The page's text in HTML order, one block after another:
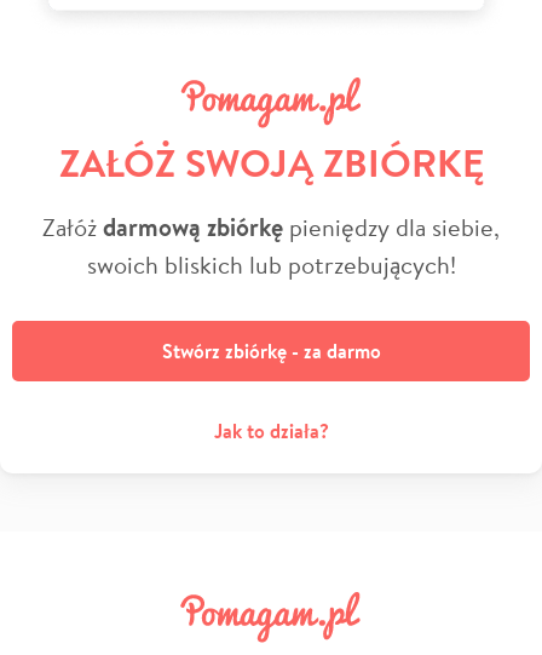
ZAŁÓŻ SWOJĄ ZBIÓRKĘ
Załóżdarmową zbiórkę pieniędzy dla siebie,
swoich bliskich lub potrzebujących!
Stwórz zbiórkę - za darmo
Jak to działa?